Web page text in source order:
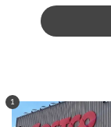
1